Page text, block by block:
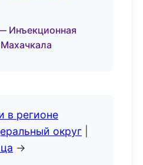
Инъекционная
в регионе
округ
→